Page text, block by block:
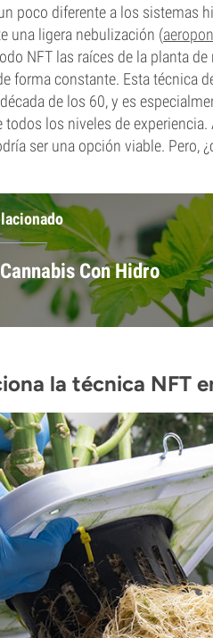
poco diferente a los sistemas
una ligera nebulización (
NFT las raíces de la planta
forma constante. Esta técnica
de los 60, y es
todos los niveles de
ser una opción viable. Pero,
Con Hidro
la técnica NFT